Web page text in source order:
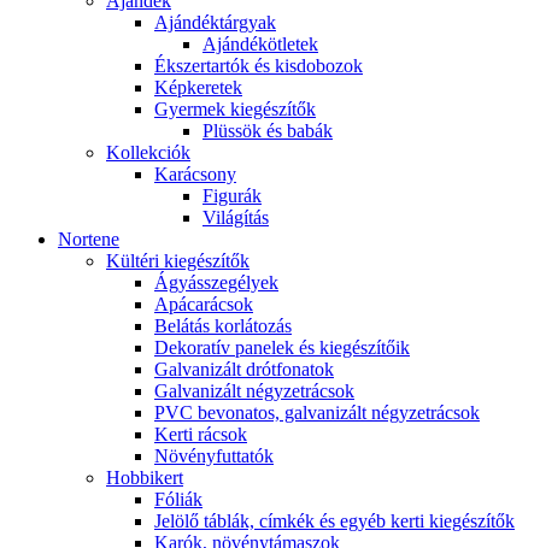
Ajándéktárgyak
Ajándékötletek
Ékszertartók és kisdobozok
Képkeretek
Gyermek kiegészítők
Plüssök és babák
Kollekciók
Karácsony
Figurák
Világítás
Nortene
Kültéri kiegészítők
Ágyásszegélyek
Apácarácsok
Belátás korlátozás
Dekoratív panelek és kiegészítőik
Galvanizált drótfonatok
Galvanizált négyzetrácsok
PVC bevonatos, galvanizált négyzetrácsok
Kerti rácsok
Növényfuttatók
Hobbikert
Fóliák
Jelölő táblák, címkék és egyéb kerti kiegészítők
Karók, növénytámaszok